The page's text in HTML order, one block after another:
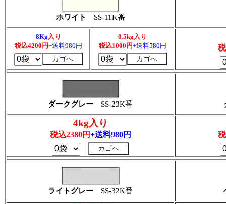
ホワイト SS-11K番
8Kg入り
税込4200円+送料980円
0.5kg入り
税込1000円+送料580円
ダークグレー SS-23K番
4kg入り
税込2380円+送料980円
ライトグレー SS-32K番